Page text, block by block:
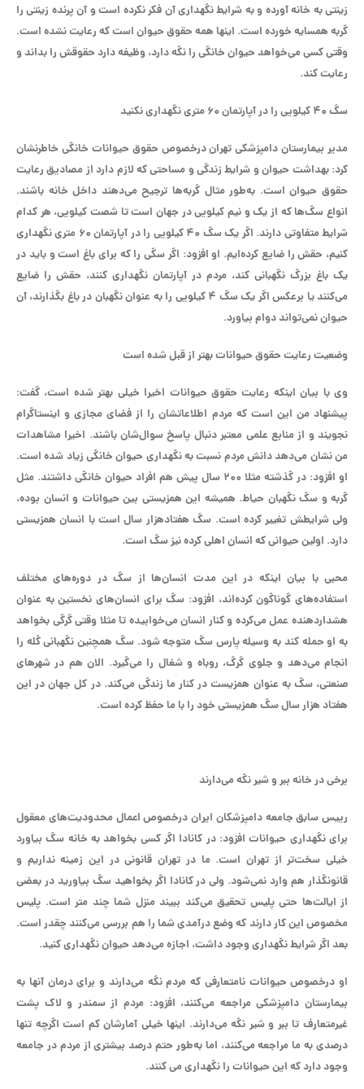
زینتی به خانه‌ آورده و به شرایط نگهداری آن فکر نکرده است و آن پرنده زینتی را
گربه همسایه خورده است. اینها همه حقوق حیوان است که رعایت نشده است.
وقتی کسی می‌خواهد حیوان خانگی را نگه دارد، وظیفه دارد حقوقش را بداند و
رعایت کند.
سگ ۴۰ کیلویی را در آپارتمان ۶۰ متری نگهداری نکنید
مدیر بیمارستان دامپزشکی تهران درخصوص حقوق حیوانات خانگی خاطرنشان
کرد: بهداشت حیوان و شرایط زندگی و مساحتی که لازم دارد از مصادیق رعایت
حقوق حیوان است. به‌طور مثال گربه‌ها ترجیح می‌دهند داخل خانه باشند.
انواع سگ‌ها که از یک و نیم کیلویی در جهان است تا شصت کیلویی، هر کدام
شرایط متفاوتی دارند. اگر یک سگ ۴۰ کیلویی را در آپارتمان ۶۰ متری نگهداری
کنیم، حقش را ضایع کرده‌ایم. او افزود: اگر سگی را که برای باغ است و باید در
یک باغ بزرگ نگهبانی کند، مردم در آپارتمان نگهداری کنند، حقش را ضایع
می‌کنند یا برعکس اگر یک سگ ۴ کیلویی را به عنوان نگهبان در باغ بگذارند، آن
حیوان نمی‌تواند دوام بیاورد.
وضعیت رعایت حقوق حیوانات بهتر از قبل شده است
وی با بیان اینکه رعایت حقوق حیوانات اخیرا خیلی بهتر شده است، گفت:
پیشنهاد من این است که مردم اطلاعاتشان را از فضای مجازی و اینستاگرام
نجویند و از منابع علمی معتبر دنبال پاسخ سوال‌شان باشند. اخیرا مشاهدات
من نشان می‌دهد دانش مردم نسبت به نگهداری حیوان خانگی زیاد شده است.
او افزود: در گذشته مثلا ۲۰۰ سال پیش هم افراد حیوان خانگی داشتند. مثل
گربه و سگ نگهبان حیاط. همیشه این همزیستی بین حیوانات و انسان بوده،
ولی شرایطش تغییر کرده است. سگ هفتادهزار سال است با انسان همزیستی
دارد. اولین حیوانی که انسان اهلی کرده نیز سگ است.
محبی با بیان اینکه در این مدت انسان‌ها از سگ در دوره‌های مختلف
استفاده‌های گوناگون کرده‌اند، افزود: سگ برای انسان‌های نخستین به عنوان
هشدار‌دهنده عمل می‌کرده و کنار انسان می‌خوابیده تا مثلا وقتی گرگی بخواهد
به او حمله کند به وسیله پارس سگ متوجه شود. سگ همچنین نگهبانی گله را
انجام می‌دهد و جلوی گرگ، روباه و شغال را می‌گیرد. الان هم در شهرهای
صنعتی، سگ به عنوان همزیست در کنار ما زندگی می‌کند. در کل جهان در این
هفتاد هزار سال سگ همزیستی خود را با ما حفظ کرده است.
برخی در خانه ببر و شیر نگه می‌دارند
ريیس سابق جامعه دامپزشکان ایران درخصوص اعمال محدودیت‌های معقول
برای نگهداری حیوانات افزود: در کانادا اگر کسی بخواهد به خانه سگ بیاورد
خیلی سخت‌تر از تهران است. ما در تهران قانونی در این زمینه نداریم و
قانونگذار هم وارد نمی‌شود. ولی در کانادا اگر بخواهید سگ بیاورید در بعضی
از ایالت‌ها حتی پلیس تحقیق می‌کند ببیند منزل شما چند متر است. پلیس
مخصوص این کار دارند که وضع درآمدی شما را هم بررسی می‌کنند چقدر است.
بعد اگر شرایط نگهداری وجود داشت، اجازه می‌دهد حیوان نگهداری کنید.
او درخصوص حیوانات نامتعارفی که مردم نگه می‌دارند و برای درمان آنها به
بیمارستان دامپزشکی مراجعه می‌کنند، افزود: مردم از سمندر و لاک پشت
غیرمتعارف تا ببر و شیر نگه می‌دارند. اینها خیلی آمارشان کم است اگرچه تنها
درصدی به ما مراجعه می‌کنند، اما به‌طور حتم درصد بیشتری از مردم در جامعه
وجود دارد که این حیوانات را نگهداری می کنند.